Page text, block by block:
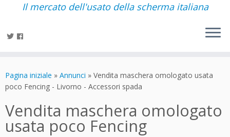
contenuto
Il mercato dell'usato della scherma italiana
Pagina iniziale » Annunci » Vendita maschera omologato usata
poco Fencing - Livorno - Accessori spada
Vendita maschera omologato
usata poco Fencing